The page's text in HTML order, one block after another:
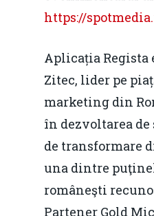
https://
Aplicația Regista
Zitec, lider pe
marketing din
în dezvoltarea
de transformare
una dintre
româneşti
Partener Gold